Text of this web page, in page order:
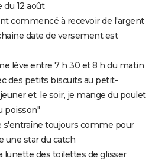
du 12 août
commencé à recevoir de l'argent
date de versement est
lève entre 7 h 30 et 8 h du matin
des petits biscuits au petit-
et, le soir, je mange du poulet
poisson"
s'entraîne toujours comme pour
une star du catch
des toilettes de glisser